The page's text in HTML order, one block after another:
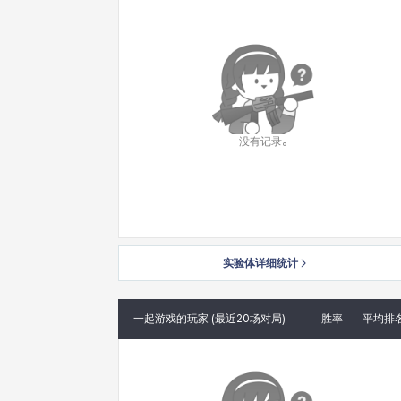
没有记录。
实验体详细统计
一起游戏的玩家 (最近20场对局) 胜率 平均排